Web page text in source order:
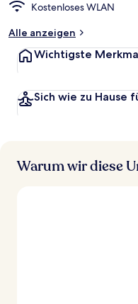
Kostenloses WLAN
Alle anzeigen
Wichtigste
Sich wie zu Hause
Warum wir diese